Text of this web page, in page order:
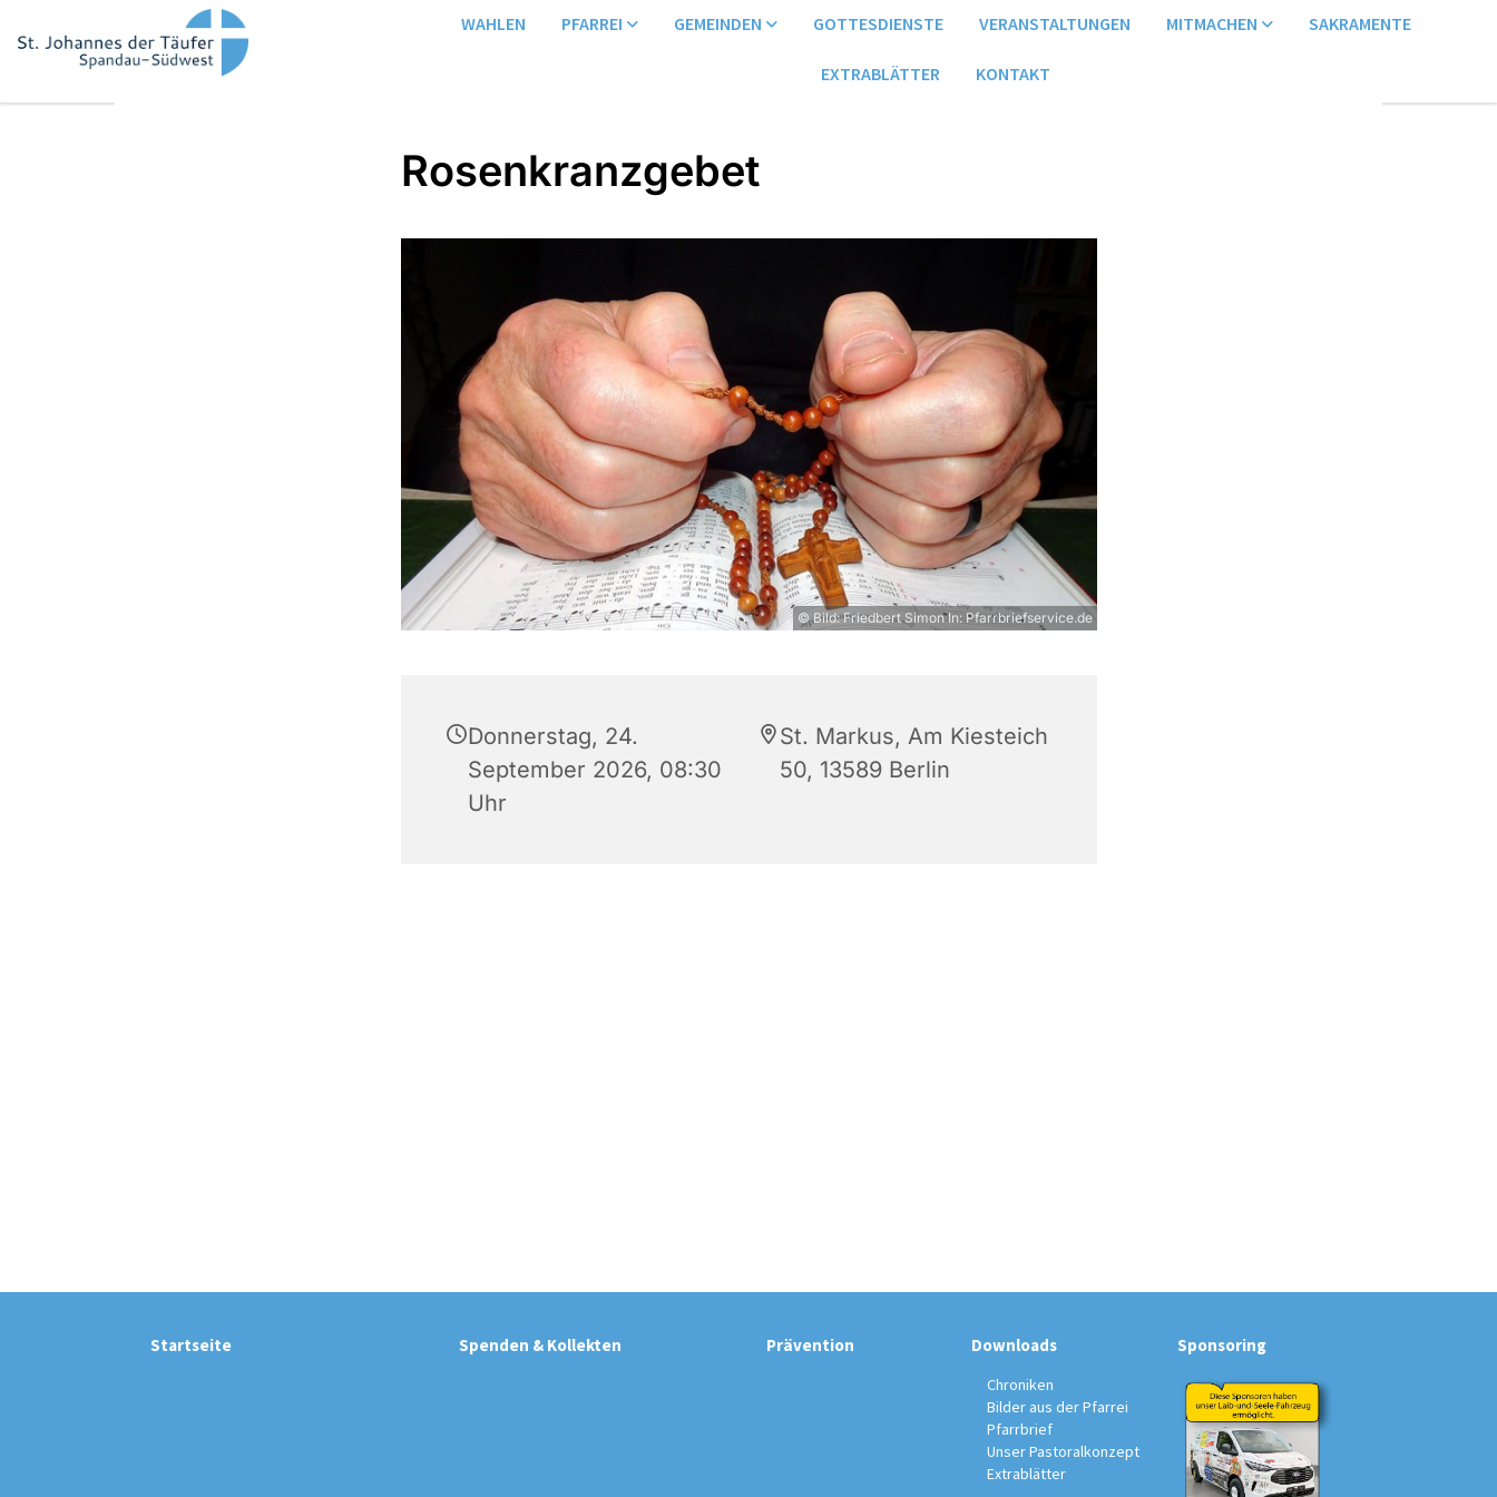
WAHLEN PFARREI GEMEINDEN GOTTESDIENSTE VERANSTALTUNGEN MITMACHEN SAKRAMENTE
EXTRABLÄTTER KONTAKT
Rosenkranzgebet
© Bild: Friedbert Simon In: Pfarrbriefservice.de
Donnerstag, 24.
September 2026, 08:30
Uhr
St. Markus, Am Kiesteich
50, 13589 Berlin
Startseite Spenden & Kollekten Prävention Downloads
Chroniken
Bilder aus der Pfarrei
Pfarrbrief
Unser Pastoralkonzept
Extrablätter
Sponsoring